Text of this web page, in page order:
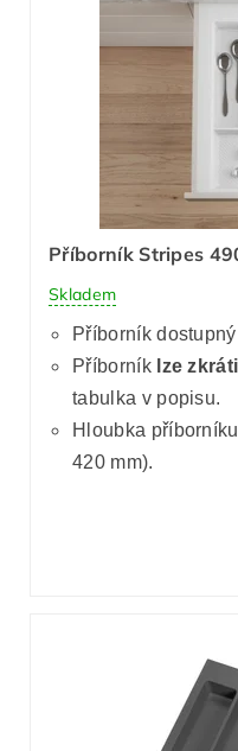
Příborník Stripes
Skladem
Příborník
Příborník lze
tabulka v popisu.
Hloubka
420 mm).